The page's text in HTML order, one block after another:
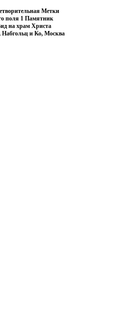
Метки
поля 1 Памятник
на храм Христа
и Ко, Москва